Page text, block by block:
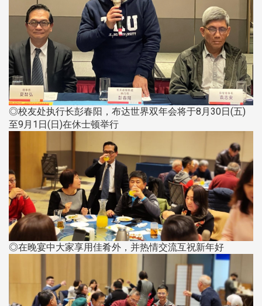
◎校友处执行长彭春阳，布达世界双年会将于8月30日(五)
至9月1日(日)在休士顿举行
◎在晚宴中大家享用佳肴外，并热情交流互祝新年好